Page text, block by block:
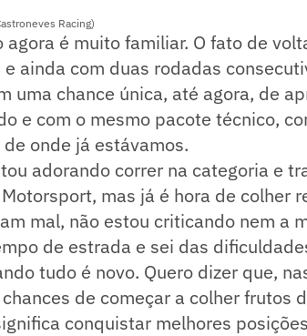
Racing)
é muito familiar. O fato de
ainda com duas rodadas
uma chance única, até agora, de
e com o mesmo pacote técnico,
onde já estávamos.
adorando correr na categoria e
mas já é hora de colher
mal, não estou criticando nem a
de estrada e sei das
tudo é novo. Quero dizer que,
de começar a colher frutos
conquistar melhores